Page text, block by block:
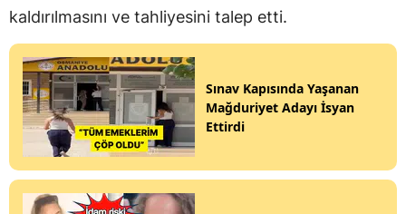
kaldırılmasını ve tahliyesini talep etti.
Sınav Kapısında Yaşanan
Mağduriyet Adayı İsyan
Ettirdi